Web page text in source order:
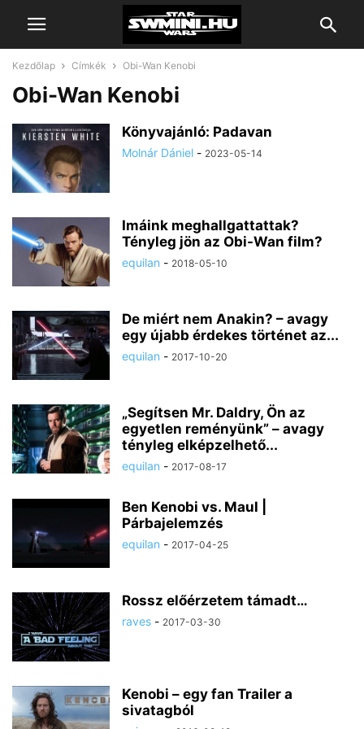
Kezdőlap Címkék Obi-Wan Kenobi
Obi-Wan Kenobi
Könyvajánló: Padavan
Molnár Dániel - 2023-05-14
Imáink meghallgattattak?
Tényleg jön az Obi-Wan film?
equilan - 2018-05-10
De miért nem Anakin? – avagy
egy újabb érdekes történet az...
equilan - 2017-10-20
„Segítsen Mr. Daldry, Ön az
egyetlen reményünk” – avagy
tényleg elképzelhető...
equilan - 2017-08-17
Ben Kenobi vs. Maul |
Párbajelemzés
equilan - 2017-04-25
Rossz előérzetem támadt…
raves - 2017-03-30
Kenobi – egy fan Trailer a
sivatagból